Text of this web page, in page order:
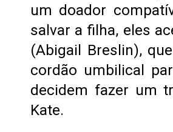
um doador
salvar a filha, eles
(Abigail Breslin),
cordão umbilical
decidem fazer um
Kate.